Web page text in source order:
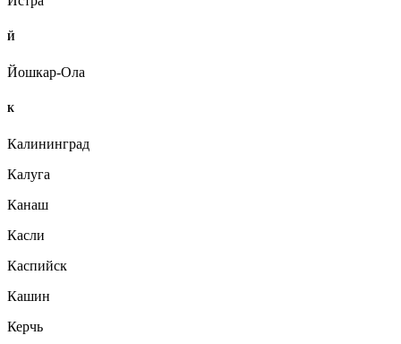
Й
Йошкар-Ола
К
Калининград
Калуга
Канаш
Касли
Каспийск
Кашин
Керчь